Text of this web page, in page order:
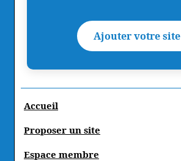
Ajouter votre site
Accueil
Proposer un site
Espace membre